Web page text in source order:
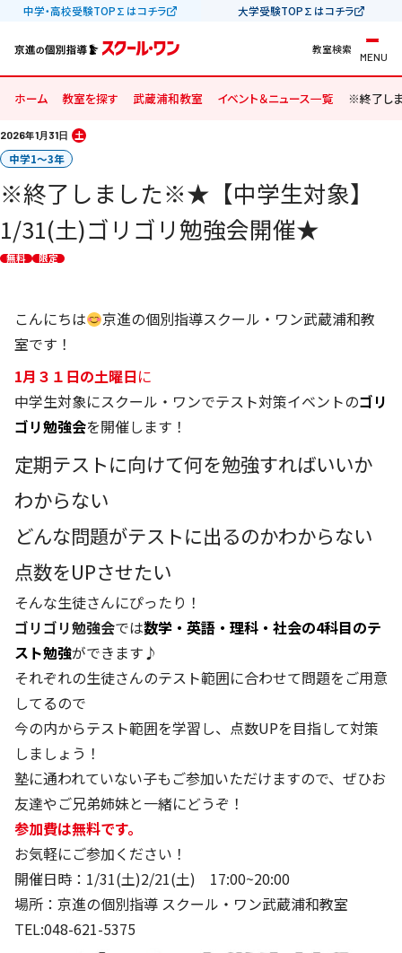
中学・高校受験TOP∑はコチラ 大学受験TOP∑はコチラ
教室検索
MENU
ホーム 教室を探す 武蔵浦和教室 イベント＆ニュース一覧 ※終了し
2026年1月31日 土
中学1〜3年
※終了しました※★【中学生対象】
1/31(土)ゴリゴリ勉強会開催★
無料 限定
こんにちは
京進の個別指導スクール・ワン武蔵浦和教
室です！
1月３１日の土曜日に
中学生対象にスクール・ワンでテスト対策イベントのゴリ
ゴリ勉強会を開催します！
定期テストに向けて何を勉強すればいいか
わからない
どんな問題がテストに出るのかわからない
点数をUPさせたい
そんな生徒さんにぴったり！
ゴリゴリ勉強会では数学・英語・理科・社会の4科目のテ
スト勉強ができます♪
それぞれの生徒さんのテスト範囲に合わせて問題をご用意
してるので
今の内からテスト範囲を学習し、点数UPを目指して対策
しましょう！
塾に通われていない子もご参加いただけますので、ぜひお
友達やご兄弟姉妹と一緒にどうぞ！
参加費は無料です。
お気軽にご参加ください！
開催日時：1/31(土)2/21(土) 17:00~20:00
場所：京進の個別指導 スクール・ワン武蔵浦和教室
TEL:048-621-5375